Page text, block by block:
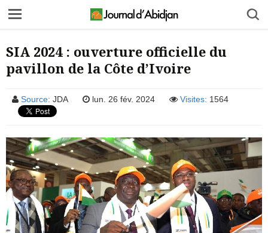
SIA 2024 : ouverture officielle du
pavillon de la Côte d’Ivoire
Source: JDA lun. 26 fév. 2024 Visites: 1564